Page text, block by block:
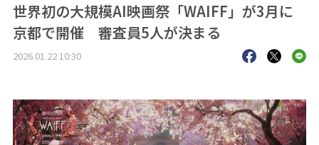
おすすめコンテンツ
出版物
世界初の大規模AI映画祭「WAIFF」が3月に
京都で開催 審査員5人が決まる
2026.01.22 10:30